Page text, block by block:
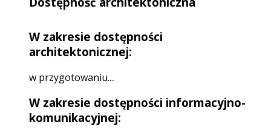
W zakresie dostępności
architektonicznej:
w przygotowaniu....
W zakresie dostępności informacyjno-
komunikacyjnej: